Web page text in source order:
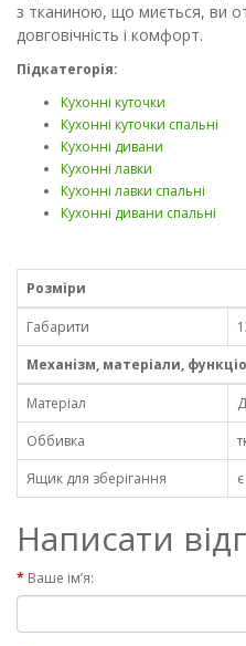
з тканиною, що миється, ви
довговічність і комфорт.
Підкатегорія:
Кухонні куточки
Кухонні куточки спальні
Кухонні дивани
Кухонні лавки
Кухонні лавки спальні
Кухонні дивани спальні
Розміри
Габарити
Механізм, матеріали,
Матеріал
Оббивка
Ящик для зберігання
є
Написати
Ваше ім’я: